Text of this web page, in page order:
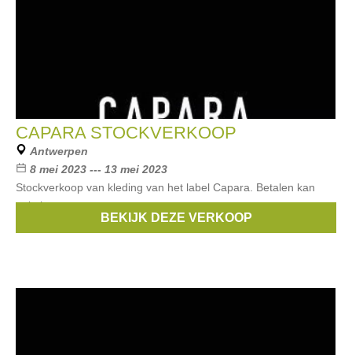
CAPARA STOCKVERKOOP
Antwerpen
8 mei 2023 --- 13 mei 2023
Stockverkoop van kleding van het label Capara. Betalen kan
enkel contant
CaparaBEKIJK DEZE VERKOOP